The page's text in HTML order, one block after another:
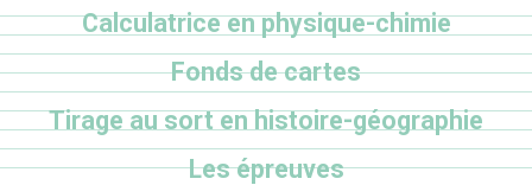
Calculatrice en physique-chimie
Fonds de cartes
Tirage au sort en histoire-géographie
Les épreuves